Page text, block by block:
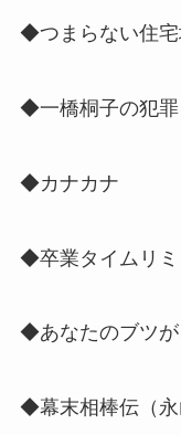
◆つまらない住宅
◆一橋桐子の犯
◆カナカナ
◆卒業タイムリミ
◆あなたのブツが
◆幕末相棒伝（